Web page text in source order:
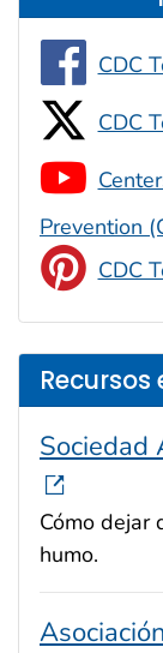
CDC
CDC
Prevention
CDC
Sociedad
Cómo dejar
humo.